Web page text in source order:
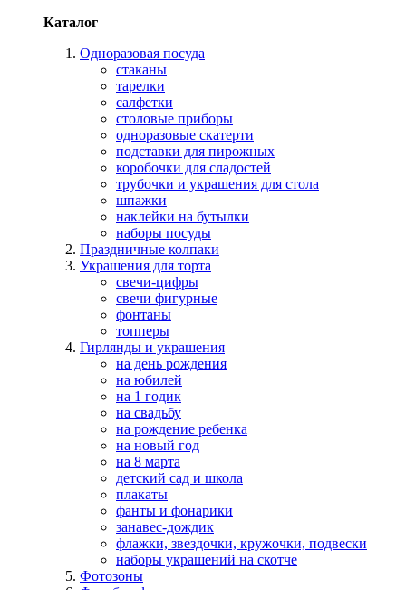
Каталог
Одноразовая посуда
стаканы
тарелки
салфетки
столовые приборы
одноразовые скатерти
подставки для пирожных
коробочки для сладостей
трубочки и украшения для стола
шпажки
наклейки на бутылки
наборы посуды
Праздничные колпаки
Украшения для торта
свечи-цифры
свечи фигурные
фонтаны
топперы
Гирлянды и украшения
на день рождения
на юбилей
на 1 годик
на свадьбу
на рождение ребенка
на новый год
на 8 марта
детский сад и школа
плакаты
фанты и фонарики
занавес-дождик
флажки, звездочки, кружочки, подвески
наборы украшений на скотче
Фотозоны